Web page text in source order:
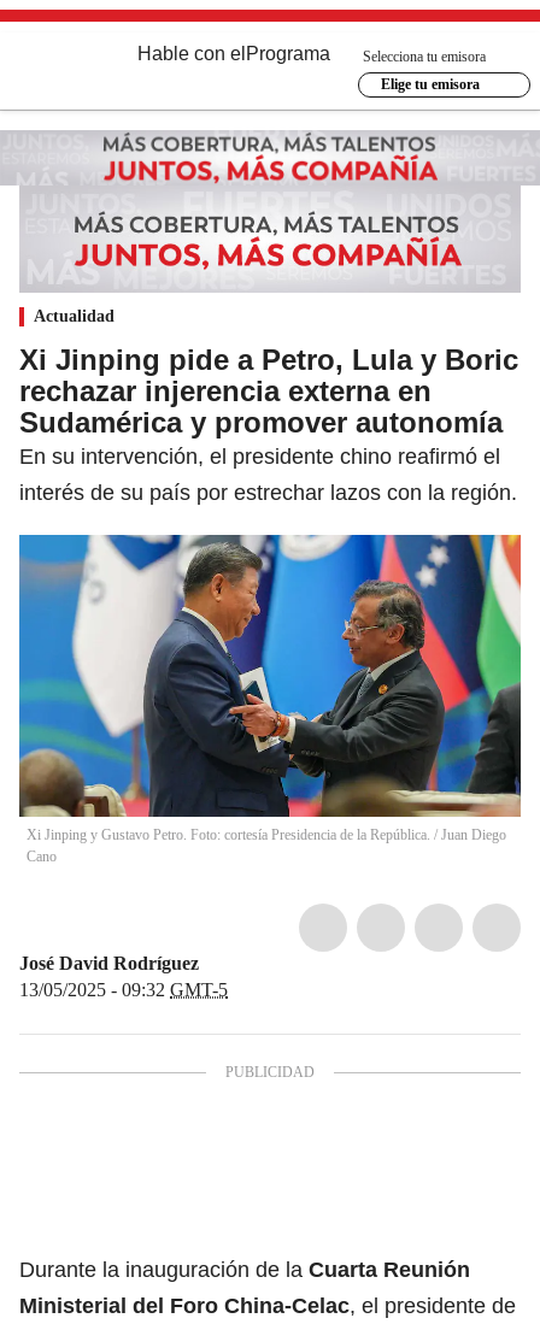
Hable con el Programa
Selecciona tu emisora
Elige tu emisora
Actualidad
Xi Jinping pide a Petro, Lula y Boric
rechazar injerencia externa en
Sudamérica y promover autonomía
En su intervención, el presidente chino reafirmó el
interés de su país por estrechar lazos con la región.
Xi Jinping y Gustavo Petro. Foto: cortesía Presidencia de la República. / Juan Diego
Cano
José David Rodríguez
13/05/2025 - 09:32 GMT-5
Durante la inauguración de la Cuarta Reunión
Ministerial del Foro China-Celac, el presidente de